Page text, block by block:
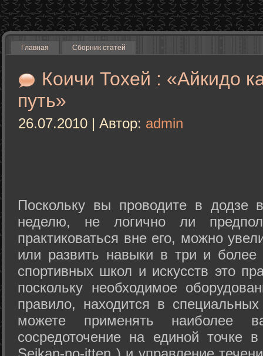
Главная Сборник статей
Коичи Тохей : «Айкидо
путь»
26.07.2010 | Автор: admin
Поскольку вы проводите в додзе
неделю, не логично ли
практиковаться вне его, можно
или развить навыки в три и
спортивных школ и искусств это
поскольку необходимое
правило, находится в
можете применять наиболее
сосредоточение на единой точке